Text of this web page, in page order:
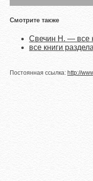
Смотрите также
Свечин Н. — все
все книги
Постоянная ссылка: http://